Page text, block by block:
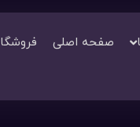
صفحه اصلی